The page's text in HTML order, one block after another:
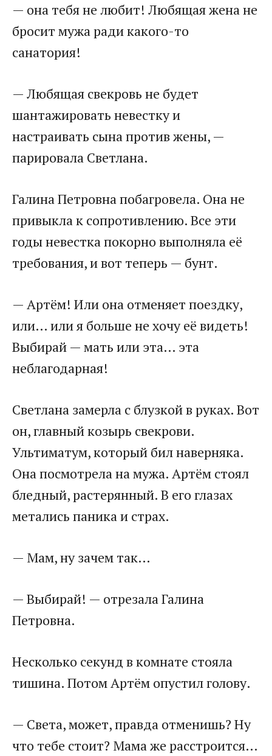
— она тебя не любит! Любящая жена не
бросит мужа ради какого-то
санатория!
— Любящая свекровь не будет
шантажировать невестку и
настраивать сына против жены, —
парировала Светлана.
Галина Петровна побагровела. Она не
привыкла к сопротивлению. Все эти
годы невестка покорно выполняла её
требования, и вот теперь — бунт.
— Артём! Или она отменяет поездку,
или… или я больше не хочу её видеть!
Выбирай — мать или эта… эта
неблагодарная!
Светлана замерла с блузкой в руках. Вот
он, главный козырь свекрови.
Ультиматум, который бил наверняка.
Она посмотрела на мужа. Артём стоял
бледный, растерянный. В его глазах
метались паника и страх.
— Мам, ну зачем так…
— Выбирай! — отрезала Галина
Петровна.
Несколько секунд в комнате стояла
тишина. Потом Артём опустил голову.
— Света, может, правда отменишь? Ну
что тебе стоит? Мама же расстроится…